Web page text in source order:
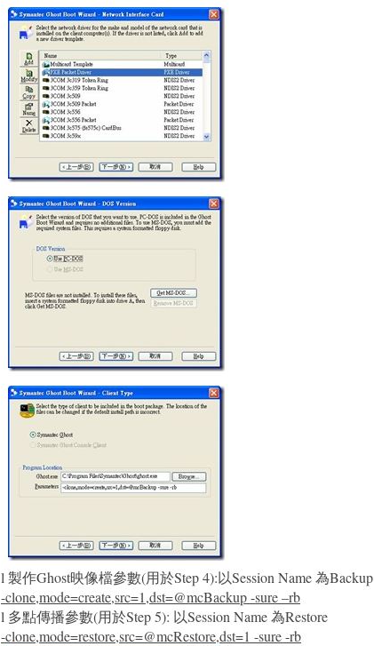
l 製作Ghost映像檔參數(用於Step 4):以Session Name 為Backup
-clone,mode=create,src=1,dst=@mcBackup -sure –rb
l 多點傳播參數(用於Step 5): 以Session Name 為Restore
-clone,mode=restore,src=@mcRestore,dst=1 -sure -rb